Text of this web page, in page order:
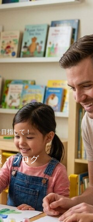
指して！
・ブログ